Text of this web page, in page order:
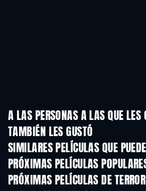
A LAS PERSONAS A LAS QUE LES
TAMBIÉN LES GUSTÓ
SIMILARES PELÍCULAS QUE
PRÓXIMAS PELÍCULAS
PRÓXIMAS PELÍCULAS DE